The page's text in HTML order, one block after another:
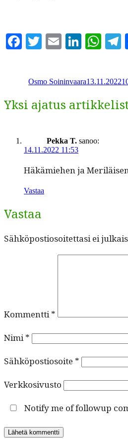
Facebook
TwitterEmail
Osmo Soininvaara13.11.2022
Yksi ajatus
Pekka T. sanoo:
14.11.2022 11:53
Häkämiehen ja
Vastaa
Vastaa
Sähköpostiosoitettasi ei
Kommentti*
Nimi*
Sähköpostiosoite *
Verkkosivusto
Notify me of followup